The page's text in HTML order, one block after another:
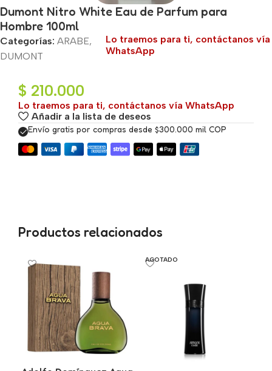
Dumont Nitro White Eau de Parfum para
Hombre 100ml
Categorías: ARABE,
DUMONT
Lo traemos para ti, contáctanos vía
WhatsApp
$ 210.000
Lo traemos para ti, contáctanos vía WhatsApp
Añadir a la lista de deseos
Envío gratis por compras desde $300.000 mil COP
Productos relacionados
AGOTADO